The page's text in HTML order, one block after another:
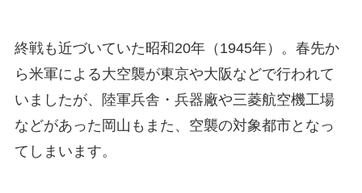
終戦も近づいていた昭和20年（1945年）。春先か
ら米軍による大空襲が東京や大阪などで行われて
いましたが、陸軍兵舎・兵器廠や三菱航空機工場
などがあった岡山もまた、空襲の対象都市となっ
てしまいます。